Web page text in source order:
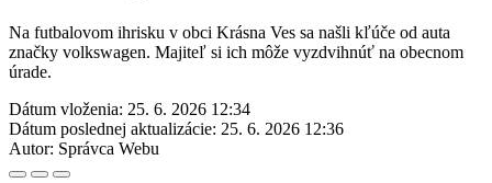
Na futbalovom ihrisku v obci Krásna Ves sa našli kľúče od auta
značky volkswagen. Majiteľ si ich môže vyzdvihnúť na obecnom
úrade.
Dátum vloženia: 25. 6. 2026 12:34
Dátum poslednej aktualizácie: 25. 6. 2026 12:36
Autor: Správca Webu